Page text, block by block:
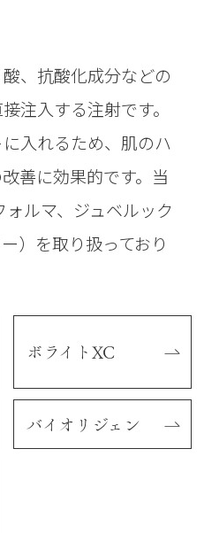
、抗酸化成分などの
注入する注射です。
入れるため、肌のハ
善に効果的です。当
ルマ、ジュベルック
）を取り扱っており
ボライトXC
バイオリジェン